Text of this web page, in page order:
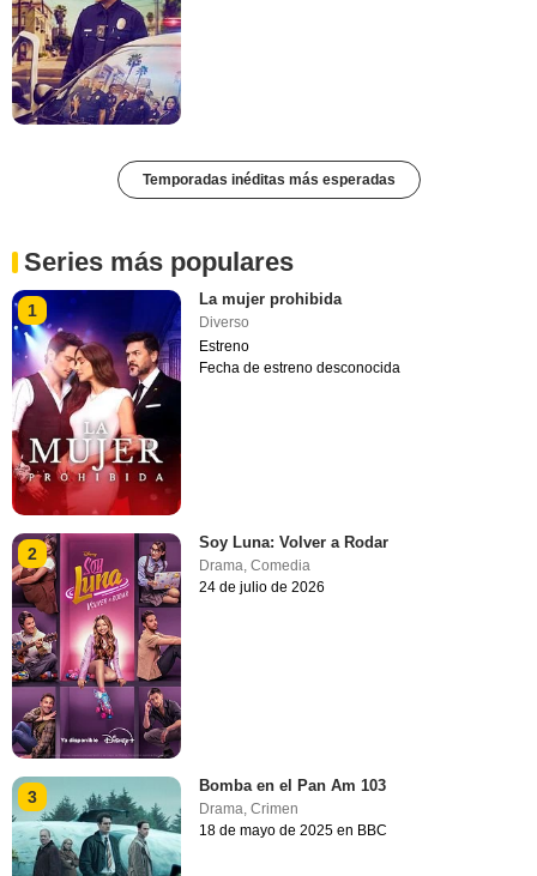
Temporadas inéditas más esperadas
Series más populares
1
La mujer prohibida
Diverso
Estreno
Fecha de estreno desconocida
2
Soy Luna: Volver a Rodar
Drama,Comedia
24 de julio de 2026
3
Bomba en el Pan Am 103
Drama,Crimen
18 de mayo de 2025 en BBC